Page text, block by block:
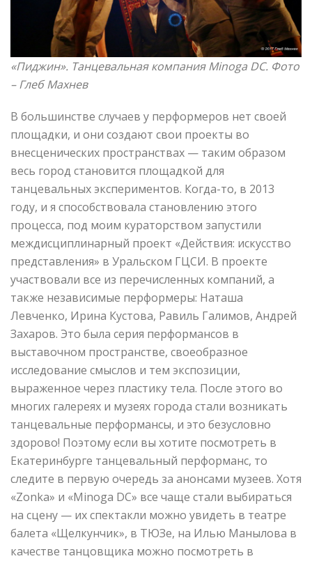
«Пиджин». Танцевальная компанияMinoga DC. Фото
– Глеб Махнев
В большинстве случаев у перформеров нет своей
площадки, и они создают свои проекты во
внесценических пространствах — таким образом
весь город становится площадкой для
танцевальных экспериментов. Когда-то, в 2013
году, и я способствовала становлению этого
процесса, под моим кураторством запустили
междисциплинарный проект «Действия: искусство
представления» в Уральском ГЦСИ. В проекте
участвовали все из перечисленных компаний, а
также независимые перформеры: Наташа
Левченко, Ирина Кустова, Равиль Галимов, Андрей
Захаров. Это была серия перформансов в
выставочном пространстве, своеобразное
исследование смыслов и тем экспозиции,
выраженное через пластику тела. После этого во
многих галереях и музеях города стали возникать
танцевальные перформансы, и это безусловно
здорово! Поэтому если вы хотите посмотреть в
Екатеринбурге танцевальный перформанс, то
следите в первую очередь за анонсами музеев. Хотя
«Zonka» и «Minoga DC» все чаще стали выбираться
на сцену — их спектакли можно увидеть в театре
балета «Щелкунчик», в ТЮЗе, на Илью Манылова в
качестве танцовщика можно посмотреть в